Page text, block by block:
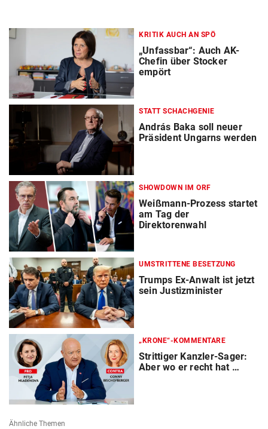
KRITIK AUCH AN SPÖ
„Unfassbar“: Auch AK-
Chefin über Stocker
empört
STATT SCHACHGENIE
András Baka soll neuer
Präsident Ungarns werden
SHOWDOWN IM ORF
Weißmann-Prozess startet
am Tag der
Direktorenwahl
UMSTRITTENE BESETZUNG
Trumps Ex-Anwalt ist jetzt
sein Justizminister
„KRONE“-KOMMENTARE
Strittiger Kanzler-Sager:
Aber wo er recht hat …
Ähnliche Themen